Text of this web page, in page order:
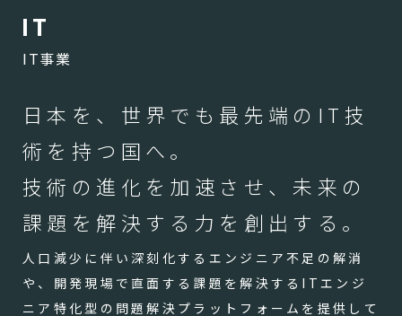
IT
IT事業
日本を、世界でも最先端のIT技
術を持つ国へ。
技術の進化を加速させ、未来の
課題を解決する力を創出する。
人口減少に伴い深刻化するエンジニア不足の解消
や、開発現場で直面する課題を解決するITエンジ
ニア特化型の問題解決プラットフォームを提供して